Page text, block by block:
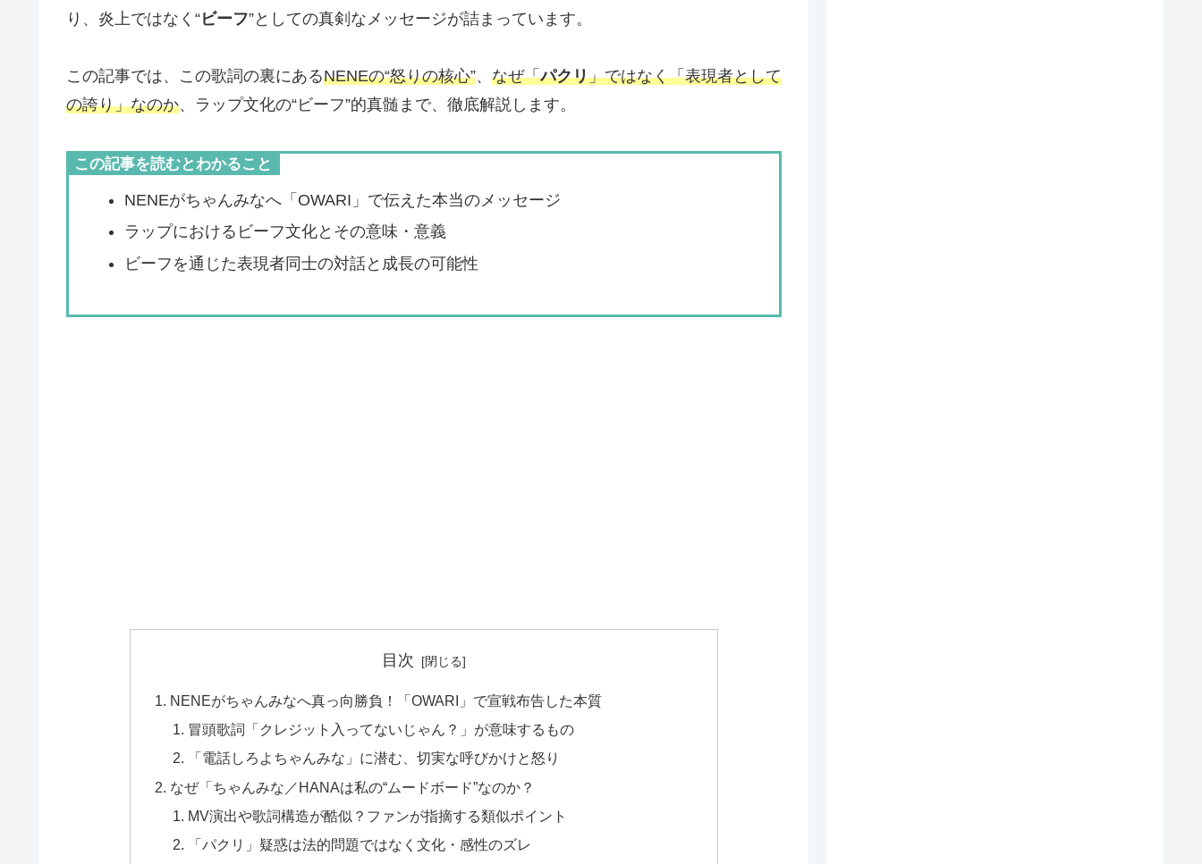
り、炎上ではなく“ビーフ”としての真剣なメッセージが詰まっています。
この記事では、この歌詞の裏にあるNENEの“怒りの核心”、 なぜ「パクリ」ではなく「表現者として
の誇り」なのか、ラップ文化の“ビーフ”的真髄まで、徹底解説します。
この記事を読むとわかること
NENEがちゃんみなへ「OWARI」で伝えた本当のメッセージ
ラップにおけるビーフ文化とその意味・意義
ビーフを通じた表現者同士の対話と成長の可能性
目次
NENEがちゃんみなへ真っ向勝負！「OWARI」で宣戦布告した本質
冒頭歌詞「クレジット入ってないじゃん？」が意味するもの
「電話しろよちゃんみな」に潜む、切実な呼びかけと怒り
なぜ「ちゃんみな／HANAは私の“ムードボード”なのか？
MV演出や歌詞構造が酷似？ファンが指摘する類似ポイント
「パクリ」疑惑は法的問題ではなく文化・感性のズレ